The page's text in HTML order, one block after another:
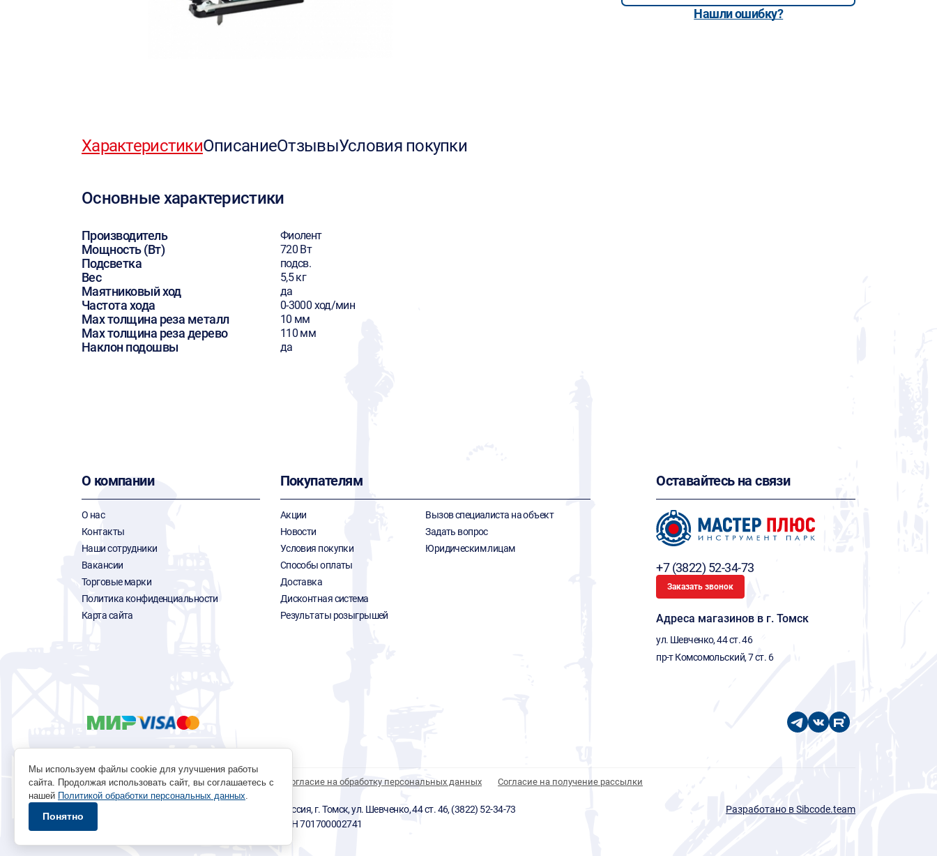
Нашли ошибку?
ХарактеристикиОписаниеОтзывыУсловия покупки
Основные характеристики
Производитель Фиолент
Мощность (Вт) 720 Вт
Подсветка подсв.
Вес 5,5 кг
Маятниковый ход да
Частота хода 0-3000 ход/мин
Max толщина реза металл 10 мм
Max толщина реза дерево 110 мм
Наклон подошвы да
О компании
О нас
Контакты
Наши сотрудники
Вакансии
Торговые марки
Политика конфиденциальности
Карта сайта
Покупателям
Акции
Новости
Условия покупки
Способы оплаты
Доставка
Дисконтная система
Результаты розыгрышей
Вызов специалиста на объект
Задать вопрос
Юридическим лицам
Оставайтесь на связи
+7 (3822) 52-34-73
Заказать звонок
Адреса магазинов в г. Томск
ул. Шевченко, 44 ст. 46
пр-т Комсомольский, 7 ст. 6
Политика обработки персональных данных Согласие на обработку персональных данных Согласие на получение рассылки
© 1996 - 2026 инструмент парк «Мастер Плюс» Россия, г. Томск, ул. Шевченко, 44 ст. 46, (3822) 52-34-73
okp@masterplus.tomsk.ru ИП Брусницын Д.Н. ИНН 701700002741
Разработано в Sibcode.team
Мы используем файлы cookie для улучшения работы
сайта. Продолжая использовать сайт, вы соглашаетесь с
нашей Политикой обработки персональных данных.
Понятно